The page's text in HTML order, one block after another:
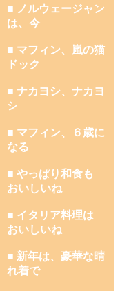
■ ノルウェージャン
は、今
■ マフィン、嵐の猫
ドック
■ ナカヨシ、ナカヨ
シ
■ マフィン、６歳に
なる
■ やっぱり和食も
おいしいね
■ イタリア料理は
おいしいね
■ 新年は、豪華な晴
れ着で